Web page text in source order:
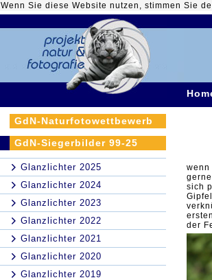
Wenn Sie diese Website nutzen, stimmen Sie
GdN-Naturfotowettbewerb
GdN-Siegerbilder 99-25
Glanzlichter 2025
Glanzlichter 2024
Glanzlichter 2023
Glanzlichter 2022
Glanzlichter 2021
Glanzlichter 2020
Glanzlichter 2019
sich
der